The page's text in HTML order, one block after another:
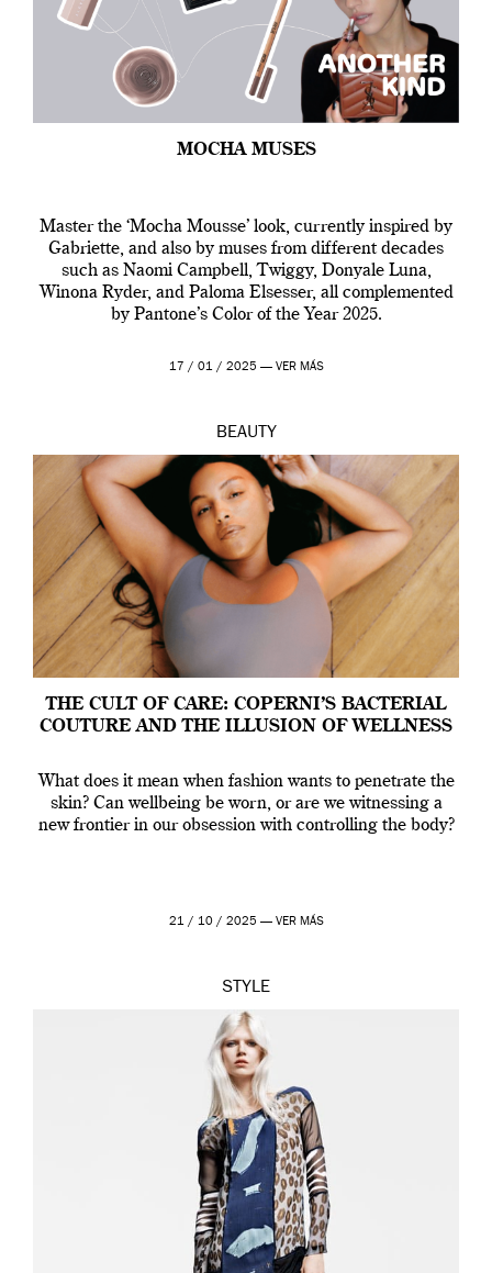
MOCHA MUSES
Master the ‘Mocha Mousse’ look, currently inspired by
Gabriette, and also by muses from different decades
such as Naomi Campbell, Twiggy, Donyale Luna,
Winona Ryder, and Paloma Elsesser, all complemented
by Pantone’s Color of the Year 2025.
17 / 01 / 2025 — VER MÁS
BEAUTY
THE CULT OF CARE: COPERNI’S BACTERIAL
COUTURE AND THE ILLUSION OF WELLNESS
What does it mean when fashion wants to penetrate the
skin? Can wellbeing be worn, or are we witnessing a
new frontier in our obsession with controlling the body?
21 / 10 / 2025 — VER MÁS
STYLE